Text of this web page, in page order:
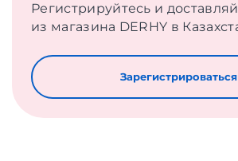
Регистрируйтесь и
из магазина DERHY в
Зарегистрироваться